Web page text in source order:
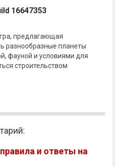
16647353
предлагающая
разнообразные планеты
фауной и условиями для
строительством
правила и ответы на